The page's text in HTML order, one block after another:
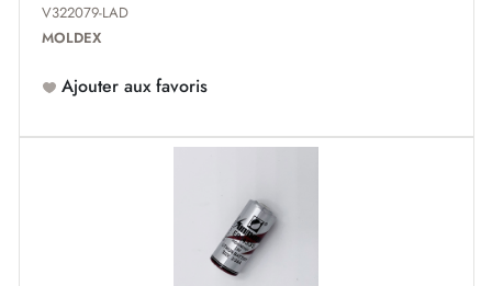
V322079-LAD
MOLDEX
Ajouter aux favoris